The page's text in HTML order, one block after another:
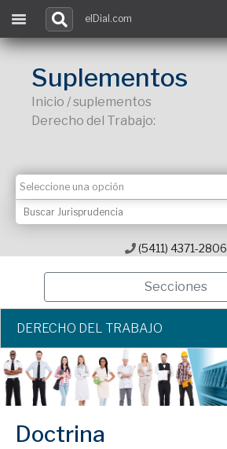
elDial.com
Suplementos
Inicio / suplementos
Derecho del Trabajo:
(5411) 4371-2806
Secciones
DERECHO DEL TRABAJO
Doctrina